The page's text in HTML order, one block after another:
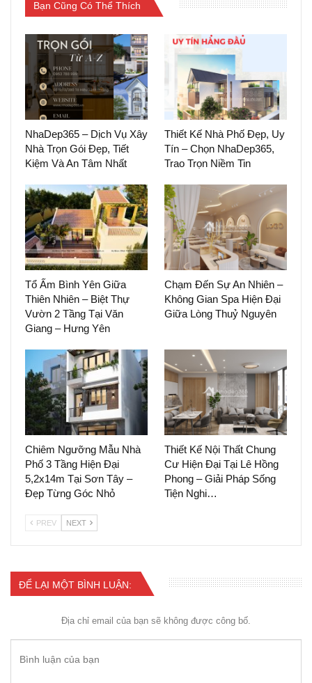
Bạn Cũng Có Thể Thích
NhaDep365 – Dịch Vụ Xây
Nhà Trọn Gói Đẹp, Tiết
Kiệm Và An Tâm Nhất
Thiết Kế Nhà Phố Đẹp, Uy
Tín – Chọn NhaDep365,
Trao Trọn Niềm Tin
Tổ Ấm Bình Yên Giữa
Thiên Nhiên – Biệt Thự
Vườn 2 Tầng Tại Văn
Giang – Hưng Yên
Chạm Đến Sự An Nhiên –
Không Gian Spa Hiện Đại
Giữa Lòng Thuỷ Nguyên
Chiêm Ngưỡng Mẫu Nhà
Phố 3 Tầng Hiện Đại
5,2x14m Tại Sơn Tây –
Đẹp Từng Góc Nhỏ
Thiết Kế Nội Thất Chung
Cư Hiện Đại Tại Lê Hồng
Phong – Giải Pháp Sống
Tiện Nghi…
PREV NEXT
ĐỂ LẠI MỘT BÌNH LUẬN:
Địa chỉ email của bạn sẽ không được công bố.